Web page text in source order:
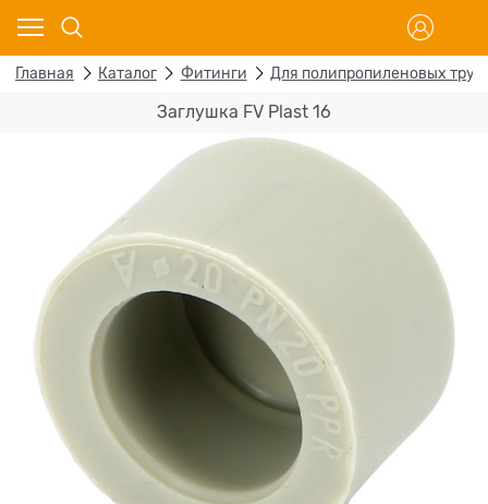
Главная Каталог Фитинги Для полипропиленовых труб
Заглушка FV Plast 16